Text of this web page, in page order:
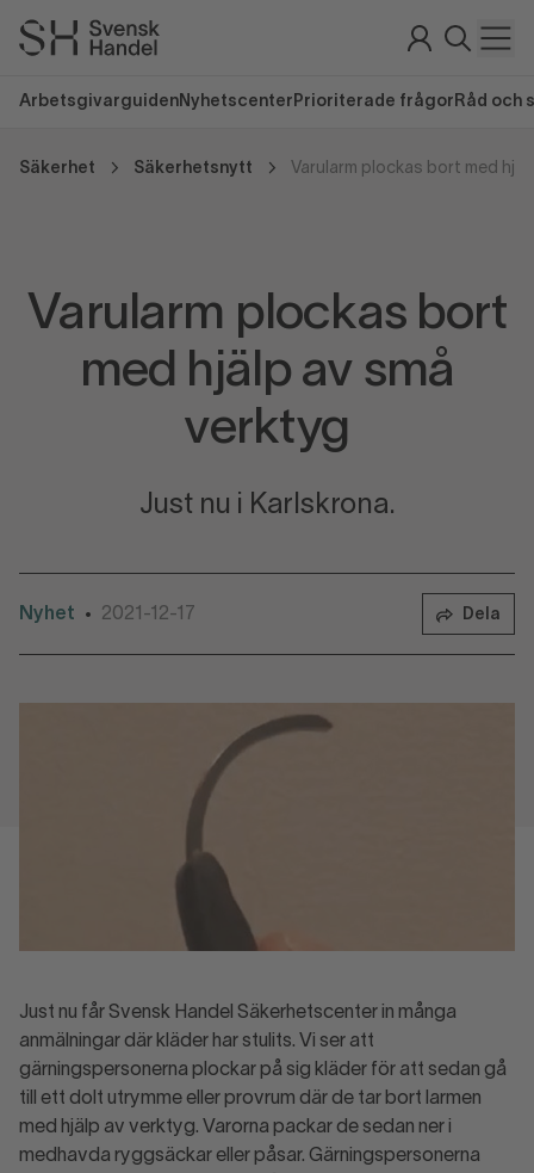
Arbetsgivarguiden Nyhetscenter Prioriterade frågor Råd och
Säkerhet Säkerhetsnytt Varularm plockas bort med
Varularm plockas bort
med hjälp av små
verktyg
Just nu i Karlskrona.
Nyhet • 2021-12-17 Dela
Just nu får Svensk Handel Säkerhetscenter in många
anmälningar där kläder har stulits. Vi ser att
gärningspersonerna plockar på sig kläder för att sedan gå
till ett dolt utrymme eller provrum där de tar bort larmen
med hjälp av verktyg. Varorna packar de sedan ner i
medhavda ryggsäckar eller påsar. Gärningspersonerna